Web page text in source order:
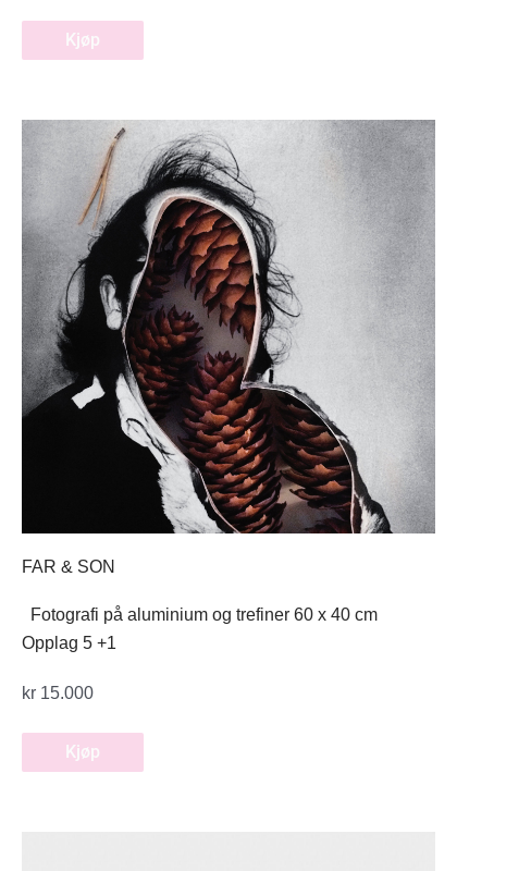
Kjøp
FAR & SON
Fotografi på aluminium og trefiner 60 x 40 cm
Opplag 5 +1
kr 15.000
Kjøp